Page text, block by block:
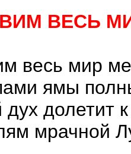
ВЕСЬ
весь мир
ямы
долетит
мрачной